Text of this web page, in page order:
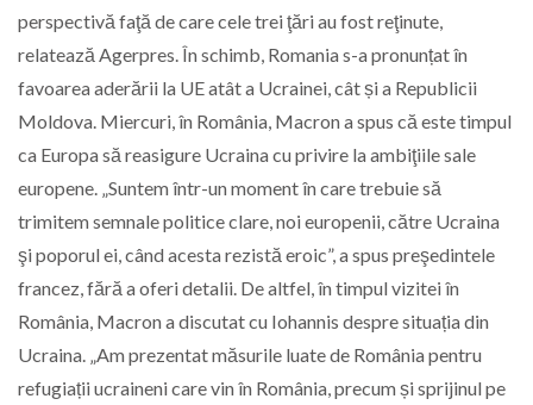
perspectivă faţă de care cele trei ţări au fost reţinute,
relatează Agerpres. În schimb, Romania s-a pronunțat în
favoarea aderării la UE atât a Ucrainei, cât și a Republicii
Moldova. Miercuri, în România, Macron a spus că este timpul
ca Europa să reasigure Ucraina cu privire la ambiţiile sale
europene. „Suntem într-un moment în care trebuie să
trimitem semnale politice clare, noi europenii, către Ucraina
şi poporul ei, când acesta rezistă eroic”, a spus preşedintele
francez, fără a oferi detalii. De altfel, în timpul vizitei în
România, Macron a discutat cu Iohannis despre situația din
Ucraina. „Am prezentat măsurile luate de România pentru
refugiații ucraineni care vin în România, precum și sprijinul pe